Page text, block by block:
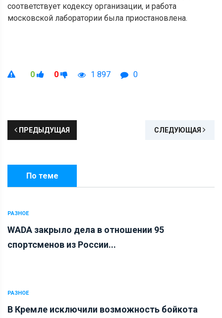
соответствует кодексу организации, и работа
московской лаборатории была приостановлена.
0 0 1 897 0
ПРЕДЫДУЩАЯ СЛЕДУЮЩАЯ
По теме
РАЗНОЕ
WADA закрыло дела в отношении 95
спортсменов из России...
РАЗНОЕ
В Кремле исключили возможность бойкота